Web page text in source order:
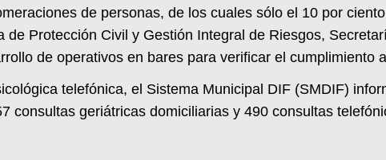
de personas, de los cuales sólo el 10 por
de Protección Civil y Gestión Integral de Riesgos,
de operativos en bares para verificar el cumplimiento
telefónica, el Sistema Municipal DIF (SMDIF)
consultas geriátricas domiciliarias y 490 consultas